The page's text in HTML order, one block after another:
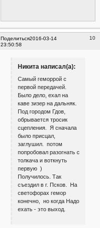
Поделиться 10
2016-03-14
23:50:58
Никита написал(а):
Самый геморрой с
первой передачей.
Было дело, ехал на
каве зизер на дальняк.
Под городом Гдов,
обрывается тросик
сцепления. Я сначала
было присцал,
заглушил. потом
попробовал разогнать с
толкача и воткнуть
первую )
Получилось. Так
съездил в г. Псков. На
светофорах гемор
конечно, но когда Надо
ехать - это выход.